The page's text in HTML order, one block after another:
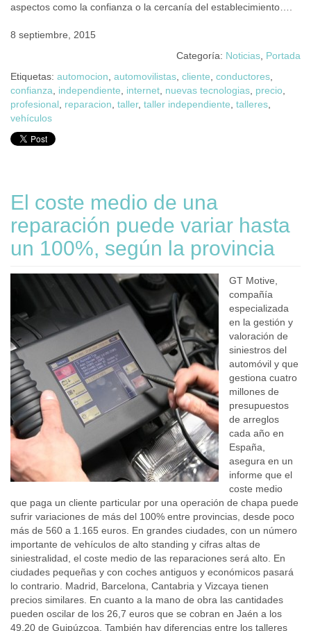
aspectos como la confianza o la cercanía del establecimiento….
8 septiembre, 2015
Categoría: Noticias Portada
Etiquetas: automocion automovilistas cliente conductores
confianza
independiente internet nuevas tecnologias precio
profesional reparacion taller, taller independiente talleres
vehículos
El coste medio de una
reparación puede variar hasta
un 100%, según la provincia
GT Motive,
compañía
especializada
en la gestión y
valoración de
siniestros del
automóvil y que
gestiona cuatro
millones de
presupuestos
de arreglos
cada año en
España,
asegura en un
informe que el
coste medio
que paga un cliente particular por una operación de chapa puede
sufrir variaciones de más del 100% entre provincias, desde poco
más de 560 a 1.165 euros. En grandes ciudades, con un número
importante de vehículos de alto standing y cifras altas de
siniestralidad, el coste medio de las reparaciones será alto. En
ciudades pequeñas y con coches antiguos y económicos pasará
lo contrario. Madrid, Barcelona, Cantabria y Vizcaya tienen
precios similares. En cuanto a la mano de obra las cantidades
pueden oscilar de los 26,7 euros que se cobran en Jaén a los
49,20 de Guipúzcoa. También hay diferencias entre los talleres